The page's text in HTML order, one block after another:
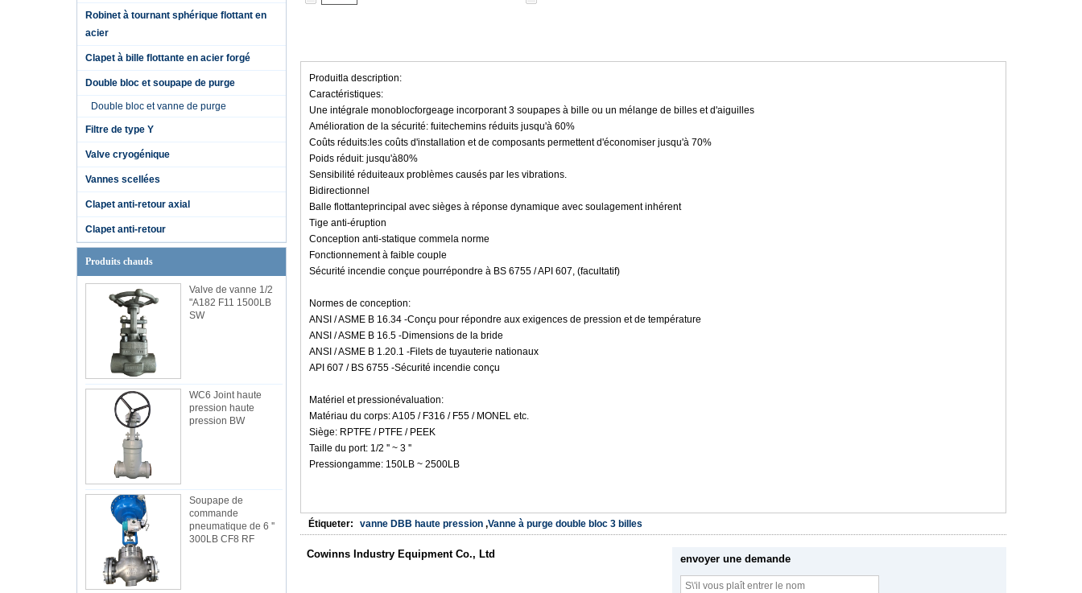
Robinet à tournant sphérique flottant en
acier
Clapet à bille flottante en acier forgé
Double bloc et soupape de purge
Double bloc et vanne de purge
Filtre de type Y
Valve cryogénique
Vannes scellées
Clapet anti-retour axial
Clapet anti-retour
Produits chauds
Valve de vanne 1/2
"A182 F11 1500LB
SW
WC6 Joint haute
pression haute
pression BW
Soupape de
commande
pneumatique de 6 ''
300LB CF8 RF
Produitla description:
Caractéristiques:
Une intégrale monoblocforgeage incorporant 3 soupapes à bille ou un mélange de billes et d'aiguilles
Amélioration de la sécurité: fuitechemins réduits jusqu'à 60%
Coûts réduits:les coûts d'installation et de composants permettent d'économiser jusqu'à 70%
Poids réduit: jusqu'à80%
Sensibilité réduiteaux problèmes causés par les vibrations.
Bidirectionnel
Balle flottanteprincipal avec sièges à réponse dynamique avec soulagement inhérent
Tige anti-éruption
Conception anti-statique commela norme
Fonctionnement à faible couple
Sécurité incendie conçue pourrépondre à BS 6755 / API 607, (facultatif)
Normes de conception:
ANSI / ASME B 16.34 -Conçu pour répondre aux exigences de pression et de température
ANSI / ASME B 16.5 -Dimensions de la bride
ANSI / ASME B 1.20.1 -Filets de tuyauterie nationaux
API 607 ​​/ BS 6755 -Sécurité incendie conçu
Matériel et pressionévaluation:
Matériau du corps: A105 / F316 / F55 / MONEL etc.
Siège: RPTFE / PTFE / PEEK
Taille du port: 1/2 '' ~ 3 ''
Pressiongamme: 150LB ~ 2500LB
Étiqueter: vanne DBB haute pression,Vanne à purge double bloc 3 billes
Cowinns Industry Equipment Co., Ltd envoyer une demande